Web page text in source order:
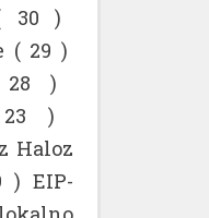
30 )
( 29 )
)
)
Haloz
) EIP-